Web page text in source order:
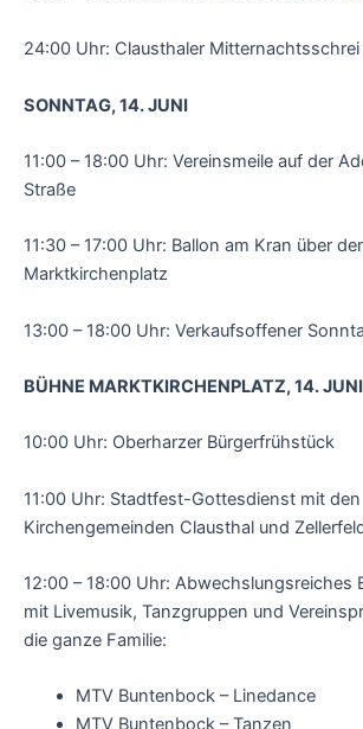
24:00 Uhr: Clausthaler
SONNTAG, 14. JUNI
11:00 – 18:00 Uhr: Vereinsmeile auf der
Straße
11:30 – 17:00 Uhr: Ballon am Kran über
Marktkirchenplatz
13:00 – 18:00 Uhr: Verkaufsoffener
BÜHNE MARKTKIRCHENPLATZ, 14. JUNI
10:00 Uhr: Oberharzer Bürgerfrühstück
11:00 Uhr: Stadtfest-Gottesdienst mit den
Kirchengemeinden Clausthal und
12:00 – 18:00 Uhr: Abwechslungsreiches
mit Livemusik, Tanzgruppen und
die ganze Familie:
MTV Buntenbock – Linedance
MTV Buntenbock – Tanzen